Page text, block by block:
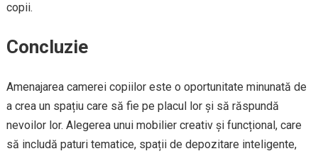
copii.
Concluzie
Amenajarea camerei copiilor este o oportunitate minunată de
a crea un spațiu care să fie pe placul lor și să răspundă
nevoilor lor. Alegerea unui mobilier creativ și funcțional, care
să includă paturi tematice, spații de depozitare inteligente,